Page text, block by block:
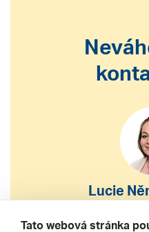
Lucie
S výběrem
Tato webová stránka